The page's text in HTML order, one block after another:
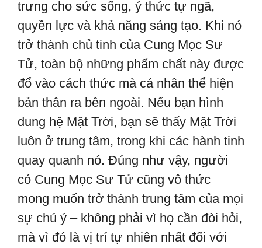
trưng cho sức sống, ý thức tự ngã,
quyền lực và khả năng sáng tạo. Khi nó
trở thành chủ tinh của Cung Mọc Sư
Tử, toàn bộ những phẩm chất này được
đổ vào cách thức mà cá nhân thể hiện
bản thân ra bên ngoài. Nếu bạn hình
dung hệ Mặt Trời, bạn sẽ thấy Mặt Trời
luôn ở trung tâm, trong khi các hành tinh
quay quanh nó. Đúng như vậy, người
có Cung Mọc Sư Tử cũng vô thức
mong muốn trở thành trung tâm của mọi
sự chú ý – không phải vì họ cần đòi hỏi,
mà vì đó là vị trí tự nhiên nhất đối với